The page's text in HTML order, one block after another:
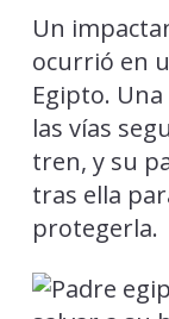
Un
ocurrió en
Egipto.
las vías
tren, y su
tras ella
protegerla.